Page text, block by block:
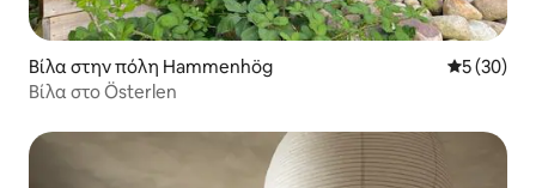
Βίλα στην πόλη Hammenhög Μέση
5 (30)
Βίλα στο Österlen